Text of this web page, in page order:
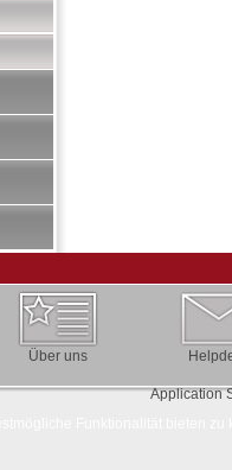
Über uns
Application